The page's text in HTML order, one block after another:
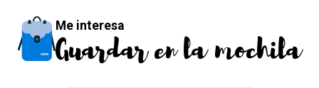
Me interesa
Guardar en la mochila